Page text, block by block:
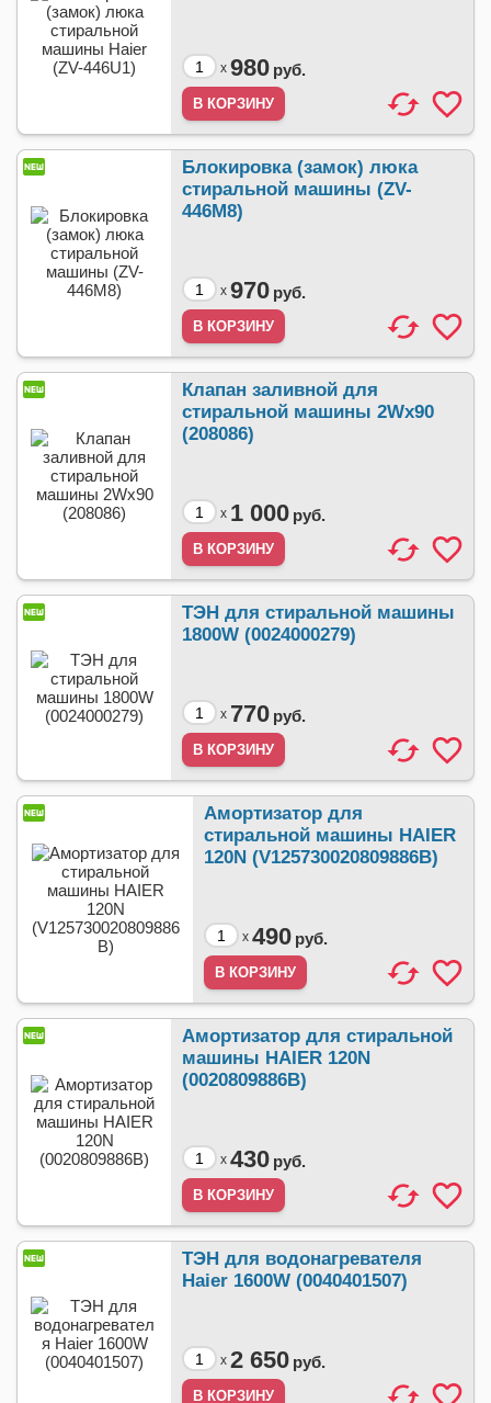
x 980 руб.
Блокировка (замок) люка
стиральной машины (ZV-
446M8)
x 970 руб.
Клапан заливной для
стиральной машины 2Wx90
(208086)
x 1 000 руб.
ТЭН для стиральной машины
1800W (0024000279)
x 770 руб.
Амортизатор для
стиральной машины HAIER
120N (V125730020809886B)
x 490 руб.
Амортизатор для стиральной
машины HAIER 120N
(0020809886B)
x 430 руб.
ТЭН для водонагревателя
Haier 1600W (0040401507)
x 2 650 руб.